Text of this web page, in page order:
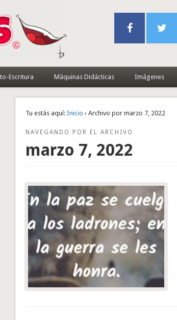
Escritura Máquinas Didácticas Imágenes
Tu estás aquí: Inicio › Archivo por marzo 7, 2022
NAVEGANDO POR EL ARCHIVO
marzo 7, 2022